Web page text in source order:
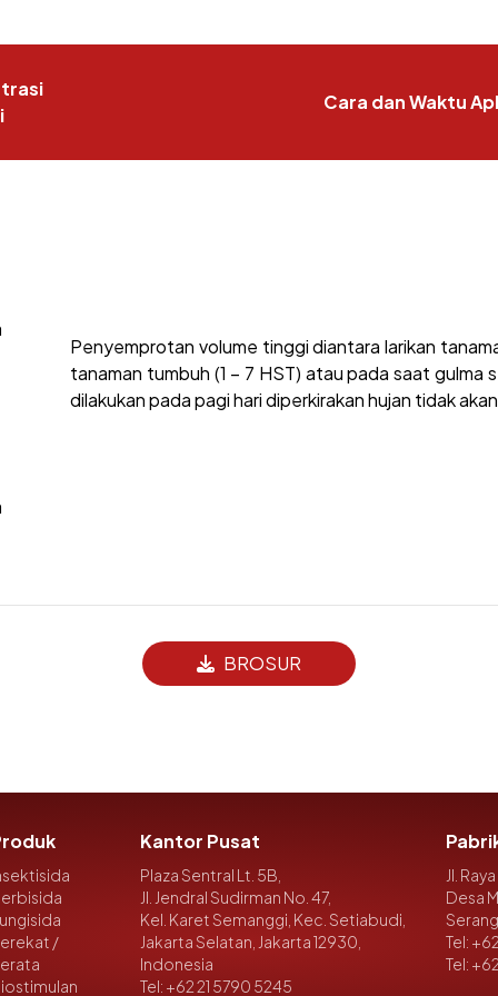
Cara dan Waktu
Penyemprotan volume tinggi diantara larikan
tanaman tumbuh (1 – 7 HST) atau pada saat
dilakukan pada pagi hari diperkirakan hujan tidak
BROSUR
/
Kantor Pusat
Plaza Sentral Lt. 5B,
Jl. Jendral Sudirman No. 47,
Kel. Karet Semanggi, Kec. Setiabudi,
Jakarta Selatan, Jakarta 12930,
Indonesia
Tel: +62 21 5790 5245
Jl.
Desa
Tel:
Tel: